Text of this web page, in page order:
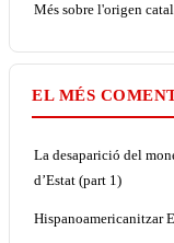
Més sobre l'origen
EL MÉS
La desaparició del
d’Estat (part 1)
Hispanoamericanitzar